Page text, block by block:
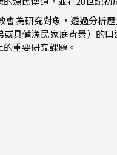
會為研究對象，透過分析
或具備漁民家庭背景）的
重要研究課題。